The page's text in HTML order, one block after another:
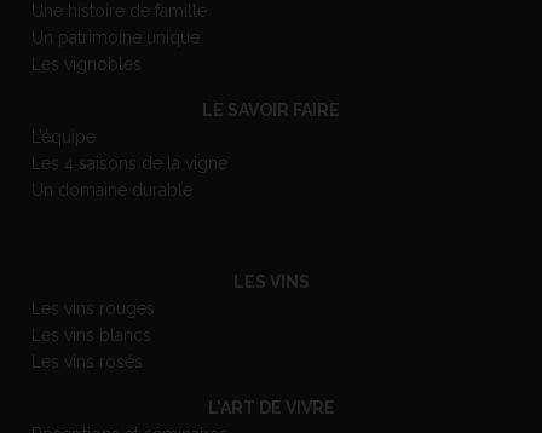
Une histoire de famille
Un patrimoine unique
Les vignobles
LE SAVOIR FAIRE
L’équipe
Les 4 saisons de la vigne
Un domaine durable
LES VINS
Les vins rouges
Les vins blancs
Les vins rosés
L’ART DE VIVRE